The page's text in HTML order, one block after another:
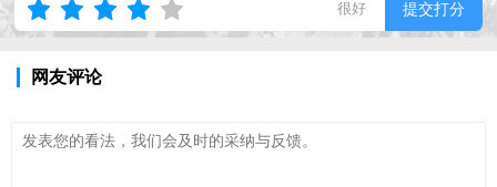
很好 提交打分
网友评论